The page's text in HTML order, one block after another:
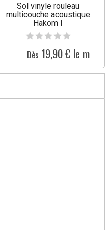
Sol vinyle rouleau
multicouche acoustique
Hakom I
Dès 19,90 € le m²